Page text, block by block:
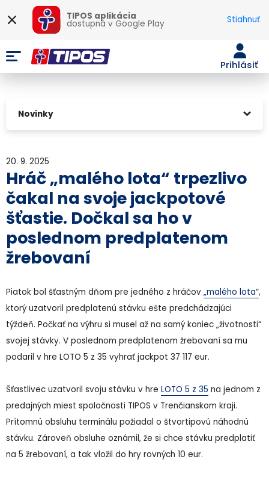
TIPOS aplikácia
dostupná vGoogle Play Stiahnuť
Prihlásiť
Novinky
20. 9. 2025
Hráč „malého lota“ trpezlivo
čakal na svoje jackpotové
šťastie. Dočkal sa ho v
poslednom predplatenom
žrebovaní
Piatok bol šťastným dňom pre jedného z hráčov „malého lota“,
ktorý uzatvoril predplatenú stávku ešte predchádzajúci
týždeň. Počkať na výhru si musel až na samý koniec „životnosti“
svojej stávky. V poslednom predplatenom žrebovaní sa mu
podaril v hre LOTO 5 z 35 vyhrať jackpot 37 117 eur.
Šťastlivec uzatvoril svoju stávku v hre LOTO 5 z 35 na jednom z
predajných miest spoločnosti TIPOS v Trenčianskom kraji.
Prítomnú obsluhu terminálu požiadal o štvortipovú náhodnú
stávku. Zároveň obsluhe oznámil, že si chce stávku predplatiť
na 5 žrebovaní, a tak vložil do hry rovných 10 eur.